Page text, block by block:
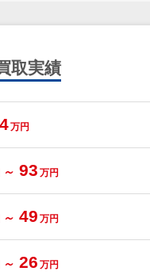
取実績
万円
～ 93 万円
～ 49 万円
～ 26 万円